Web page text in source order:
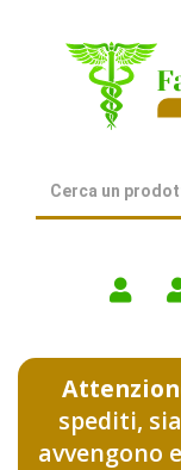
contenuto
Farmacia
Prodotto
spediti,
avvengono